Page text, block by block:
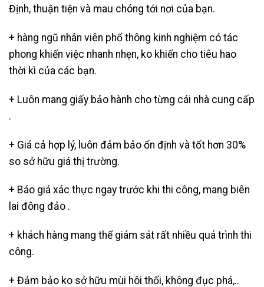
Định, thuận tiện và mau chóng tới nơi của bạn.
+ hàng ngũ nhân viên phổ thông kinh nghiệm có tác
phong khiến việc nhanh nhẹn, ko khiến cho tiêu hao
thời kì của các bạn.
+ Luôn mang giấy bảo hành cho từng cái nhà cung cấp
.
+ Giá cả hợp lý, luôn đảm bảo ổn định và tốt hơn 30%
so sở hữu giá thị trường.
+ Báo giá xác thực ngay trước khi thi công, mang biên
lai đông đảo .
+ khách hàng mang thể giám sát rất nhiều quá trình thi
công.
+ Đảm bảo ko sở hữu mùi hôi thối, không đục phá,..